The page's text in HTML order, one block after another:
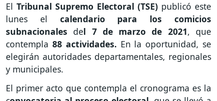
El Tribunal Supremo Electoral (TSE) publicó este
lunes el calendario para los comicios
subnacionales del 7 de marzo de 2021, que
contempla 88 actividades. En la oportunidad, se
elegirán autoridades departamentales, regionales
y municipales.
El primer acto que contempla el cronograma es la